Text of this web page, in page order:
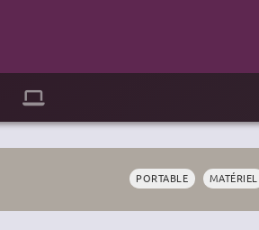
PORTABLE MATÉRIEL